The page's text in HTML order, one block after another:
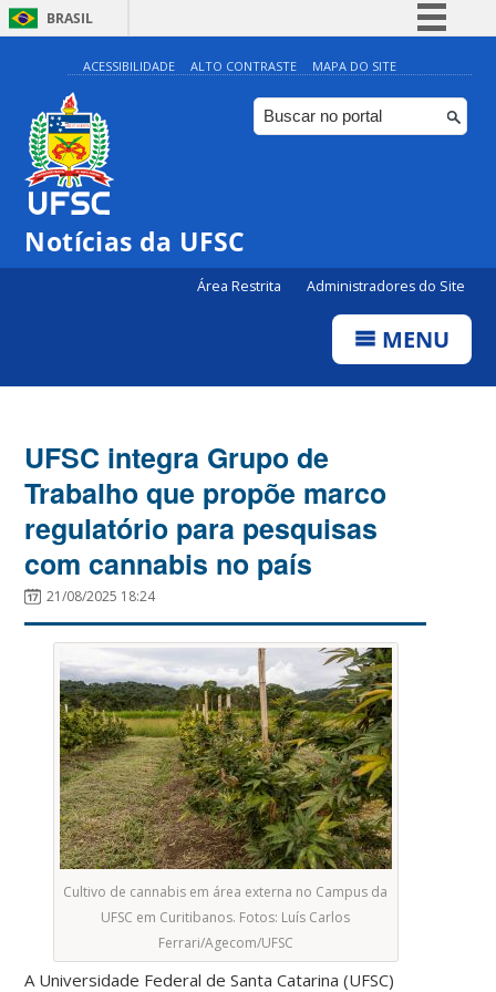
BRASIL
Simplifique!
Comunica BR
Participe
ACESSIBILIDADE ALTO CONTRASTE MAPA DO SITE
Notícias da UFSC
Área Restrita Administradores do Site
MENU
UFSC integra Grupo de
Trabalho que propõe marco
regulatório para pesquisas
com cannabis no país
21/08/2025 18:24
Cultivo de cannabis em área externa no Campus da
UFSC em Curitibanos. Fotos: Luís Carlos
Ferrari/Agecom/UFSC
A Universidade Federal de Santa Catarina (UFSC)